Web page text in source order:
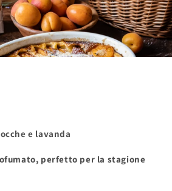
e lavanda
perfetto per la stagione